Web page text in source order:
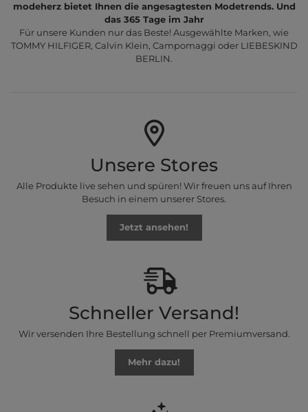
modeherz bietet Ihnen die angesagtesten Modetrends. Und
das 365 Tage im Jahr
Für unsere Kunden nur das Beste! Ausgewählte Marken, wie
TOMMY HILFIGER, Calvin Klein, Campomaggi oder LIEBESKIND
BERLIN.
Unsere Stores
Alle Produkte live sehen und spüren! Wir freuen uns auf Ihren
Besuch in einem unserer Stores.
Jetzt ansehen!
Schneller Versand!
Wir versenden Ihre Bestellung schnell per Premiumversand.
Mehr dazu!